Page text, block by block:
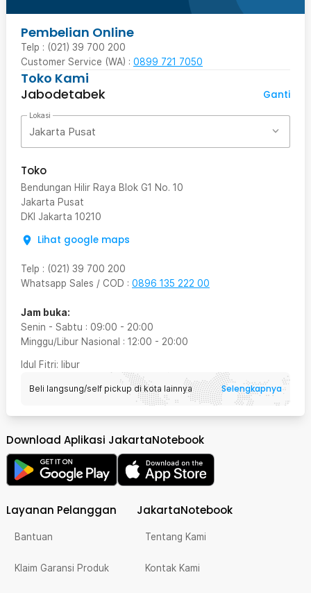
Pembelian Online
Telp : (021) 39 700 200
Customer Service (WA) : 0899 721 7050
Toko Kami
Jabodetabek
Ganti
Lokasi
Jakarta Pusat
Toko
Bendungan Hilir Raya Blok G1 No. 10
Jakarta Pusat
DKI Jakarta 10210
Lihat google maps
Telp : (021) 39 700 200
Whatsapp Sales / COD : 0896 135 222 00
Jam buka:
Senin - Sabtu : 09:00 - 20:00
Minggu/Libur Nasional : 12:00 - 20:00
Idul Fitri: libur
Beli langsung/self pickup di kota lainnya Selengkapnya
Download Aplikasi JakartaNotebook
Layanan Pelanggan
Bantuan
Klaim Garansi Produk
JakartaNotebook
Tentang Kami
Kontak Kami